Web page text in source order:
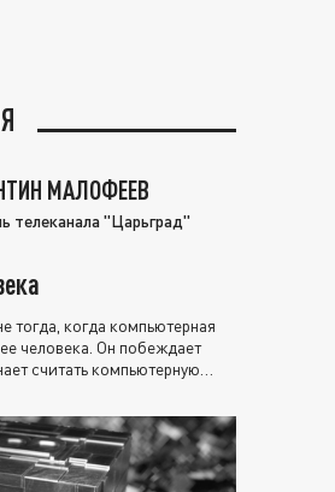
МАЛОФЕЕВ
телеканала "Царьград"
тогда, когда компьютерная
человека. Он побеждает
считать компьютерную